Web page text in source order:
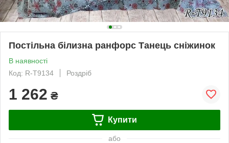
Постільна білизна ранфорс Танець сніжинок
В наявності
Код: R-T9134
Роздріб
1 262 ₴
Купити
або